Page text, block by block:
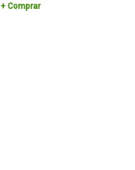
Comprar